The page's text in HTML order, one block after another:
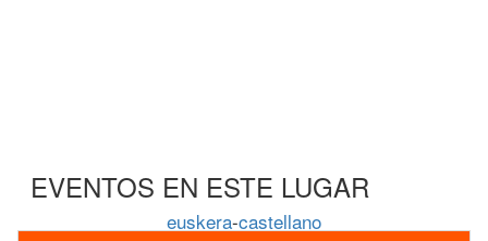
EVENTOS EN ESTE LUGAR
euskera-castellano